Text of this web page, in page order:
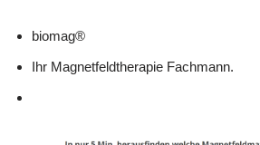
biomag®
Ihr Magnetfeldtherapie Fachmann.